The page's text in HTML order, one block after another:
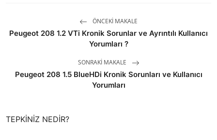
ÖNCEKI MAKALE
Peugeot 208 1.2 VTi Kronik Sorunlar ve Ayrıntılı Kullanıcı
Yorumları ?
SONRAKI MAKALE
Peugeot 208 1.5 BlueHDi Kronik Sorunları ve Kullanıcı
Yorumları
TEPKINIZ NEDIR?